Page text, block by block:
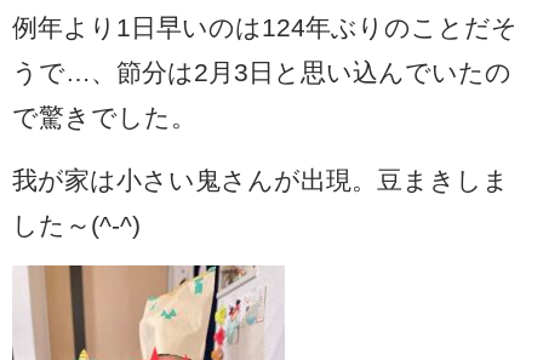
例年より1日早いのは124年ぶりのことだそ
うで…、節分は2月3日と思い込んでいたの
で驚きでした。
我が家は小さい鬼さんが出現。豆まきしま
した～(^-^)